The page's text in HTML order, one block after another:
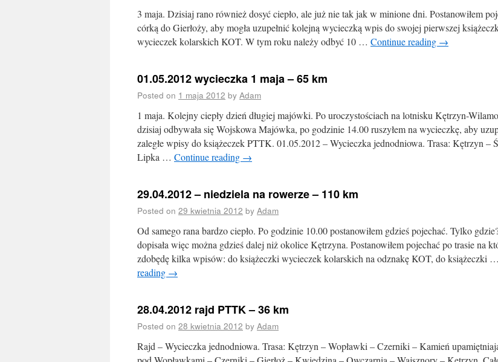
3 maja. Dzisiaj rano również dosyć ciepło, ale już nie tak jak w minione dni. Postanowiłem
córką do Gierłoży, aby mogła uzupełnić kolejną wycieczką wpis do swojej pierwszej
wycieczek kolarskich KOT. W tym roku należy odbyć 10 … Continue reading →
01.05.2012 wycieczka 1 maja – 65 km
Posted on 1 maja 2012 by Adam
1 maja. Kolejny ciepły dzień długiej majówki. Po uroczystościach na lotnisku Kętrzyn-
dzisiaj odbywała się Wojskowa Majówka, po godzinie 14.00 ruszyłem na wycieczkę, aby
zaległe wpisy do książeczek PTTK. 01.05.2012 – Wycieczka jednodniowa. Trasa: Kętrzyn –
Lipka … Continue reading →
29.04.2012 – niedziela na rowerze – 110 km
Posted on 29 kwietnia 2012 by Adam
Od samego rana bardzo ciepło. Po godzinie 10.00 postanowiłem gdzieś pojechać. Tylko
dopisała więc można gdzieś dalej niż okolice Kętrzyna. Postanowiłem pojechać po trasie na
zdobędę kilka wpisów: do książeczki wycieczek kolarskich na odznakę KOT, do książeczki …
reading →
28.04.2012 rajd PTTK – 36 km
Posted on 28 kwietnia 2012 by Adam
Rajd – Wycieczka jednodniowa. Trasa: Kętrzyn – Wopławki – Czerniki – Kamień